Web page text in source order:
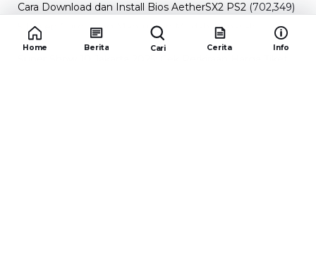
Cara Download dan Install Bios AetherSX2 PS2 (702,349)
5 Resep Cumi yang Mantul dan Mudah Dimasak
(602,432)
Home Berita Cari Cerita Info